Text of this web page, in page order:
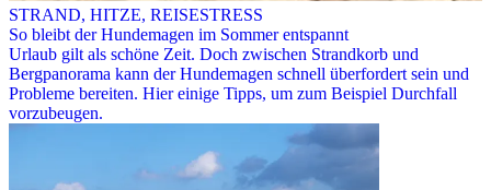
STRAND, HITZE, REISESTRESS
So bleibt der Hundemagen im Sommer entspannt
Urlaub gilt als schöne Zeit. Doch zwischen Strandkorb und
Bergpanorama kann der Hundemagen schnell überfordert sein und
Probleme bereiten. Hier einige Tipps, um zum Beispiel Durchfall
vorzubeugen.